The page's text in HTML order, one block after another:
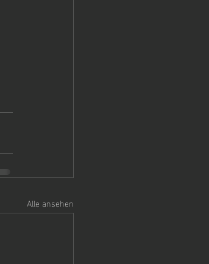
Alle ansehen